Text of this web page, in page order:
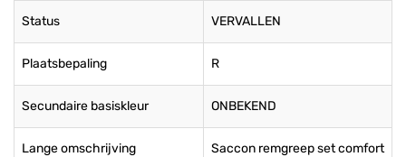
Status VERVALLEN
Plaatsbepaling R
Secundaire basiskleur ONBEKEND
Lange omschrijving
Saccon remgreep set comfort